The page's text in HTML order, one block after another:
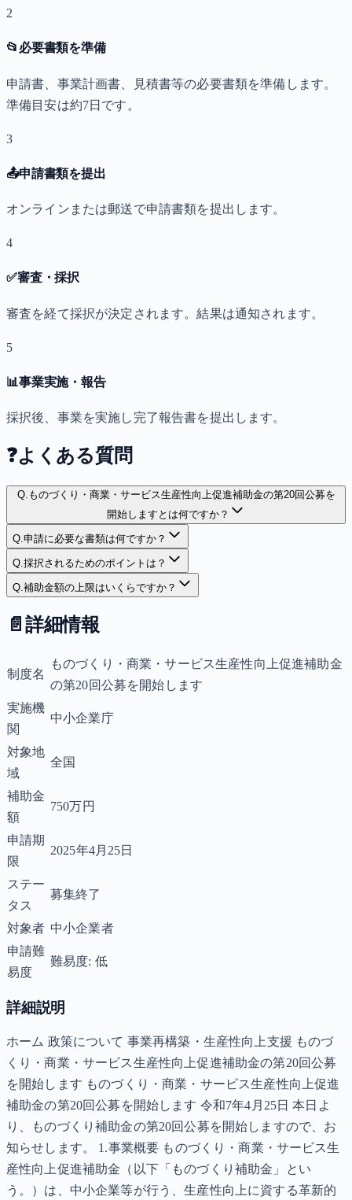
2
📂 必要書類を準備
申請書、事業計画書、見積書等の必要書類を準備します。
準備目安は約7日です。
3
📤申請書類を提出
オンラインまたは郵送で申請書類を提出します。
4
✅審査・採択
審査を経て採択が決定されます。結果は通知されます。
5
📊事業実施・報告
採択後、事業を実施し完了報告書を提出します。
❓よくある質問
Q. ものづくり・商業・サービス生産性向上促進補助金の第20回公募を
開始しますとは何ですか？
Q.申請に必要な書類は何ですか？
Q.採択されるためのポイントは？
Q.補助金額の上限はいくらですか？
📄 詳細情報
制度名
ものづくり・商業・サービス生産性向上促進補助金
の第20回公募を開始します
実施機
関
中小企業庁
対象地
域
全国
補助金
額
750万円
申請期
限
2025年4月25日
ステー
タス
募集終了
対象者 中小企業者
申請難
易度
難易度: 低
詳細説明
ホーム 政策について 事業再構築・生産性向上支援 ものづ
くり・商業・サービス生産性向上促進補助金の第20回公募
を開始します ものづくり・商業・サービス生産性向上促進
補助金の第20回公募を開始します 令和7年4月25日 本日よ
り、ものづくり補助金の第20回公募を開始しますので、お
知らせします。 1.事業概要 ものづくり・商業・サービス生
産性向上促進補助金（以下「ものづくり補助金」とい
う。）は、中小企業等が行う、生産性向上に資する革新的